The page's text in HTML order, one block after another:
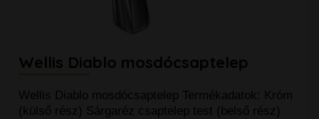
Wellis Diablo mosdócsaptelep
Wellis Diablo mosdócsaptelep Termékadatok: Króm
(külső rész) Sárgaréz csaptelep test (belső rész)